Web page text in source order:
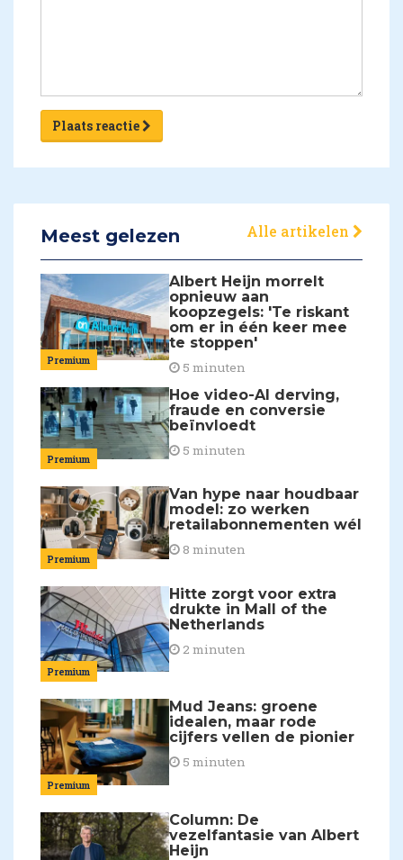
Plaats reactie
Meest gelezen Alle artikelen
Premium
Albert Heijn morrelt
opnieuw aan
koopzegels: 'Te riskant
om er in één keer mee
te stoppen'
5 minuten
Premium
Hoe video-AI derving,
fraude en conversie
beïnvloedt
5 minuten
Premium
Van hype naar houdbaar
model: zo werken
retailabonnementen wél
8 minuten
Premium
Hitte zorgt voor extra
drukte in Mall of the
Netherlands
2 minuten
Premium
Mud Jeans: groene
idealen, maar rode
cijfers vellen de pionier
5 minuten
Column: De
vezelfantasie van Albert
Heijn